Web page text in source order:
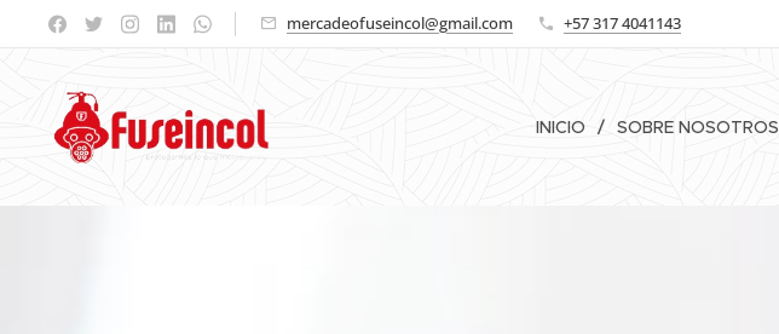
mercadeofuseincol@gmail.com +57 317 4041143
INICIO SOBRE NOSOTROS